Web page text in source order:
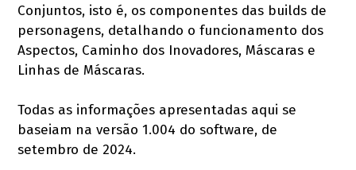
Conjuntos, isto é, os componentes das builds de
personagens, detalhando o funcionamento dos
Aspectos, Caminho dos Inovadores, Máscaras e
Linhas de Máscaras.
Todas as informações apresentadas aqui se
baseiam na versão 1.004 do software, de
setembro de 2024.